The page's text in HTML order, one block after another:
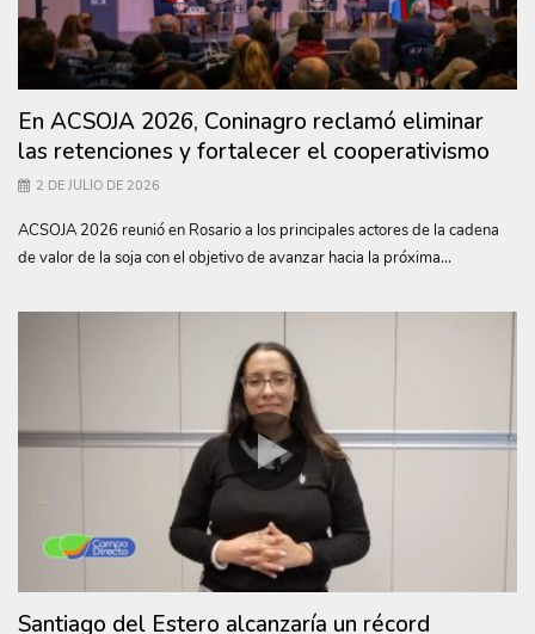
En ACSOJA 2026, Coninagro reclamó eliminar
las retenciones y fortalecer el cooperativismo
2 DE JULIO DE 2026
ACSOJA 2026 reunió en Rosario a los principales actores de la cadena
de valor de la soja con el objetivo de avanzar hacia la próxima...
Santiago del Estero alcanzaría un récord